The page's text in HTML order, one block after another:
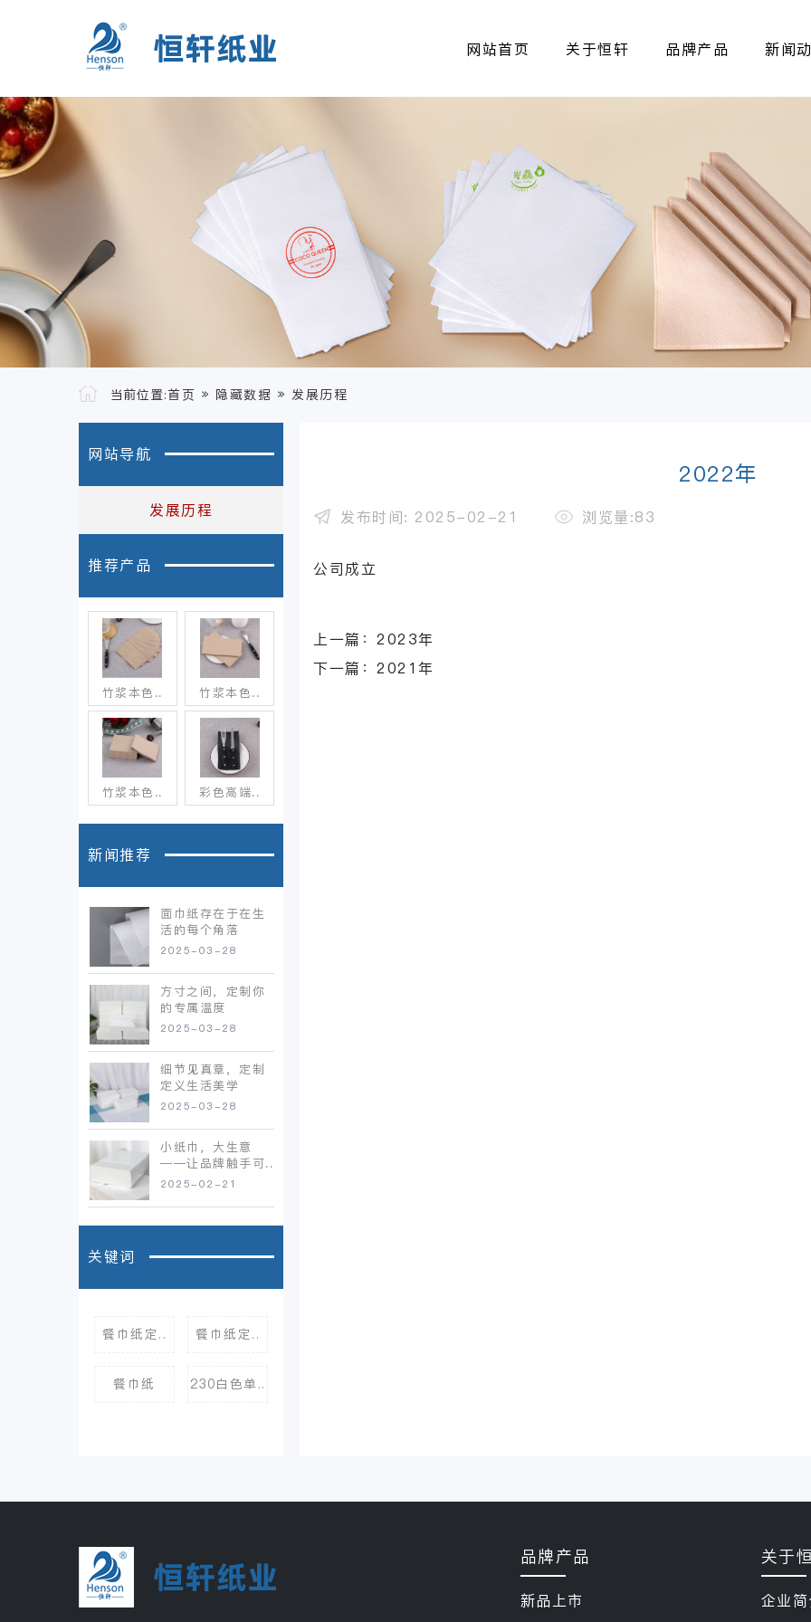
网站首页 关于恒轩 品牌产品 新闻
当前位置:首页 » 隐藏数据 » 发展历程
网站导航
发展历程
推荐产品
竹浆本色.. 竹浆本色..
竹浆本色.. 彩色高端..
新闻推荐
面巾纸存在于在生
活的每个角落
2025-03-28
方寸之间，定制你
的专属温度
2025-03-28
细节见真章，定制
定义生活美学
2025-03-28
小纸巾，大生意
——让品牌触手可..
2025-02-21
关键词
餐巾纸定.. 餐巾纸定..
餐巾纸 230白色单..
2022年
发布时间: 2025-02-21 浏览量:83
公司成立
上一篇： 2023年
下一篇： 2021年
品牌产品
新品上市
关于
企业